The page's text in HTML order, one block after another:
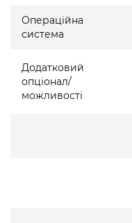
Операційна
система
Додатковий
опціонал/
можливості